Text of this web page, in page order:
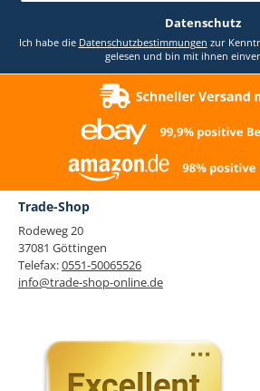
Datenschutz
Ich habe die Datenschutzbestimmungen zur
gelesen und bin mit ihnen
Trade-Shop
Rodeweg 20
37081 Göttingen
Telefax:0551-50065526
info@trade-shop-online.de